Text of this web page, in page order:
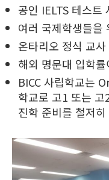
공인 IELTS 테스트
여러 국제학생들을
온타리오 정식 교
해외 명문대 입학
BICC 사립학교는
학교로 고1 또는
진학 준비를 철저